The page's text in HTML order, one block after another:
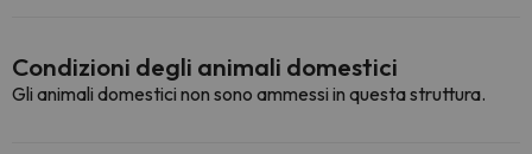
Condizioni degli animali domestici
Gli animali domestici non sono ammessi in questa struttura.